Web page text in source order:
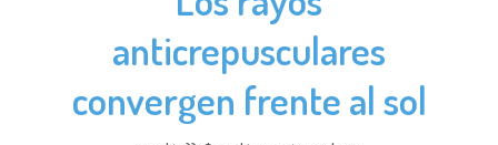
anticrepusculares
convergen frente al sol